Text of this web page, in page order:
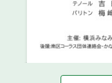
・ 芸術参与
・ 建築見学ツアー